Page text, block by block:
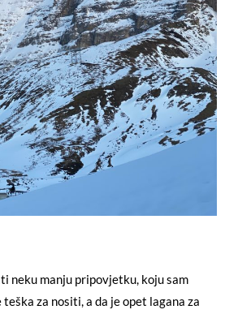
neku manju pripovjetku, koju sam
za nositi, a da je opet lagana za